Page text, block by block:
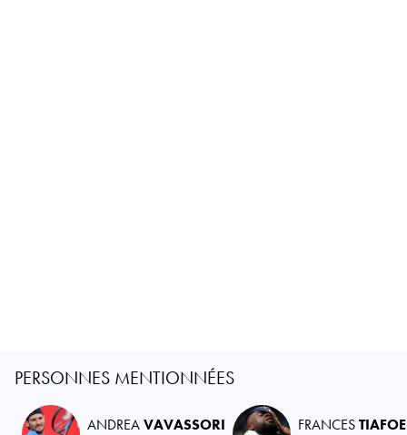
PERSONNES MENTIONNÉES
ANDREAVAVASSORI FRANCESTIAFOE